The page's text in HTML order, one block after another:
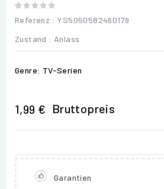
Referenz : YS5050582460179
Zustand : Anlass
Genre: TV-Serien
1,99 € Bruttopreis
Garantien